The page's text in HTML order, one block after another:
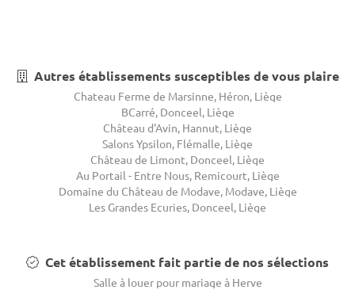
Autres établissements susceptibles de vous plaire
Chateau Ferme de Marsinne, Héron, Liège
BCarré, Donceel, Liège
Château d'Avin, Hannut, Liège
Salons Ypsilon, Flémalle, Liège
Château de Limont, Donceel, Liège
Au Portail - Entre Nous, Remicourt, Liège
Domaine du Château de Modave, Modave, Liège
Les Grandes Ecuries, Donceel, Liège
Cet établissement fait partie de nos sélections
Salle à louer pour mariage à Herve